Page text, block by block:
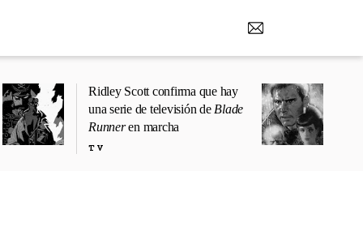
Ridley Scott confirma que hay
una serie de televisión de Blade
Runneren marcha
TV